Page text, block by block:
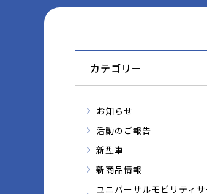
カテゴリー
お知らせ
活動のご報告
新型車
新商品情報
ユニバーサルモビリティサ